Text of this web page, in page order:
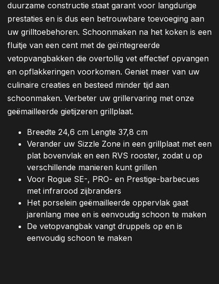
duurzame constructie staat garant voor langdurige
prestaties en is dus een betrouwbare toevoeging aan
uw grilltoebehoren. Schoonmaken na het koken is een
fluitje van een cent met de geïntegreerde
vetopvangbakken die overtollig vet effectief opvangen
en opflakkeringen voorkomen. Geniet meer van uw
culinaire creaties en besteed minder tijd aan
schoonmaken. Verbeter uw grillervaring met onze
geëmailleerde gietijzeren grillplaat.
Breedte 24,6 cm Lengte 37,8 cm
Verander uw Sizzle Zone in een grillplaat met een
plat bovenvlak en een RVS rooster, zodat u op
verschillende manieren kunt grillen
Voor Rogue SE-, PRO- en Prestige-barbecues
met infrarood zijbranders
Het porselein geëmailleerde oppervlak gaat
jarenlang mee en is eenvoudig schoon te maken
De vetopvangbak vangt druppels op en is
eenvoudig schoon te maken